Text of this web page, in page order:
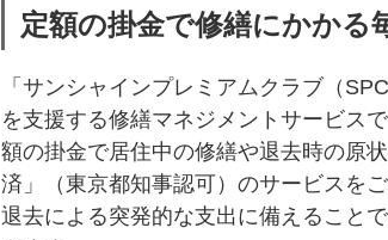
定額の掛金で修繕にかかる
「サンシャインプレミアムクラブ（
を支援する修繕マネジメントサービス
額の掛金で居住中の修繕や退去時の原
済」（東京都知事認可）のサービスを
退去による突発的な支出に備えること